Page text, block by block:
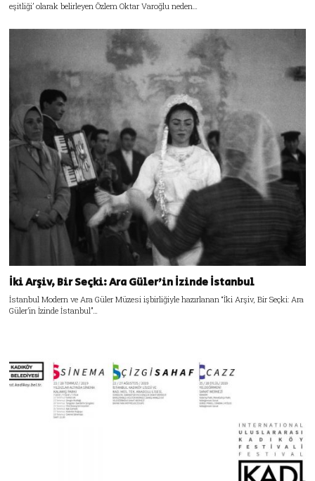
eşitliği’ olarak belirleyen Özlem Oktar Varoğlu neden…
İki Arşiv, Bir Seçki: Ara Güler’in İzinde İstanbul
İstanbul Modern ve Ara Güler Müzesi işbirliğiyle hazırlanan “İki Arşiv, Bir Seçki: Ara
Güler’in İzinde İstanbul”…